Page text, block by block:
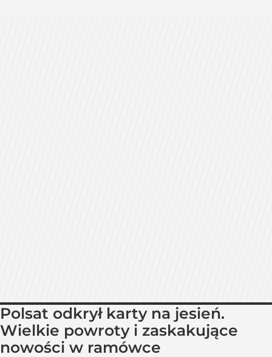
Polsat odkrył karty na jesień.
Wielkie powroty i zaskakujące
nowości w ramówce